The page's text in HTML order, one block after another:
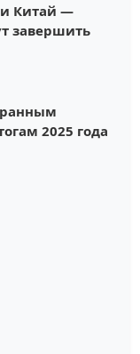
Китай —
завершить
2025 года